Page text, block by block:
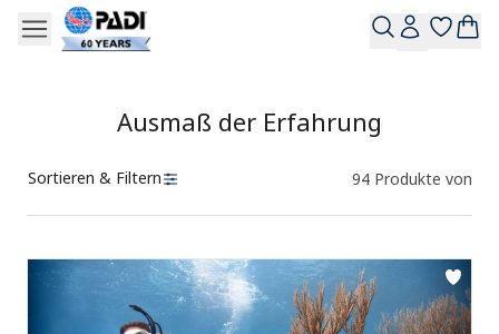
Ausmaß der Erfahrung
Sortieren & Filtern 94 Produkte von
Produkte